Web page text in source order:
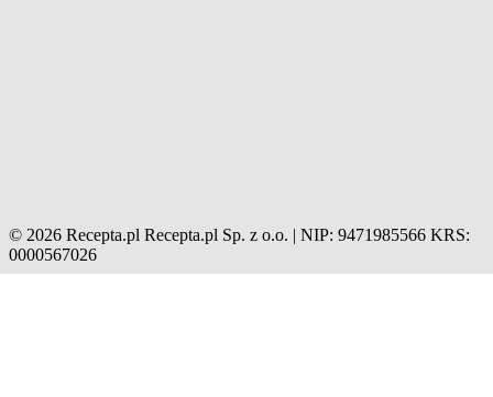
© 2026 Recepta.pl Recepta.pl Sp. z o.o. | NIP: 9471985566 KRS:
0000567026